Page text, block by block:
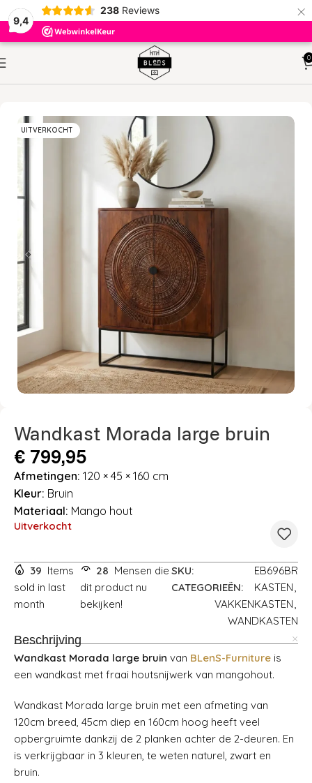
9,4
238 Reviews ×
0
VAKKENKASTEN
UITVERKOCHT
Wandkast Morada large bruin
€ 799,95
Afmetingen: 120 × 45 × 160 cm
Kleur: Bruin
Materiaal: Mango hout
Uitverkocht
39 Items
sold in last
month
28 Mensen die
dit product nu
bekijken!
SKU:
EB696BR
CATEGORIEËN:
KASTEN,
VAKKENKASTEN,
WANDKASTEN
Beschrijving
Wandkast Morada large bruin van BLenS-Furniture is
een wandkast met fraai houtsnijwerk van mangohout.
Wandkast Morada large bruin met een afmeting van
120cm breed, 45cm diep en 160cm hoog heeft veel
opbergruimte dankzij de 2 planken achter de 2-deuren. En
is verkrijgbaar in 3 kleuren, te weten naturel, zwart en
bruin.